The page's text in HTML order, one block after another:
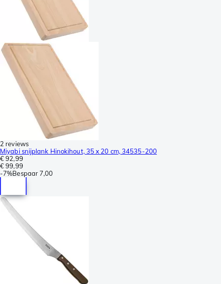
2 reviews
Miyabi snijplank Hinokihout, 35 x 20 cm, 34535-200
€ 92,99
€ 99,99
-7%Bespaar7,00